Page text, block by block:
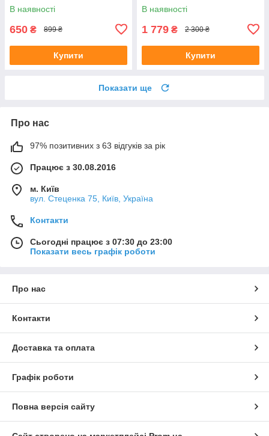
В наявності
650 ₴ 899 ₴
Купити
В наявності
1 779 ₴ 2 300 ₴
Купити
Показати ще
Про нас
97% позитивних з 63 відгуків за рік
Працює з 30.08.2016
м. Київ
вул. Стеценка 75, Київ, Україна
Контакти
Сьогодні працює з 07:30 до 23:00
Показати весь графік роботи
Про нас
Контакти
Доставка та оплата
Графік роботи
Повна версія сайту